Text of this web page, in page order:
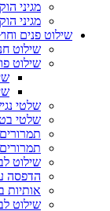
מגיני
מגיני
שילוט פנים
שילוט
שילוט
שלטי
שלטי
תמרורים
שילוט
הדפסה
אותיות
שילוט